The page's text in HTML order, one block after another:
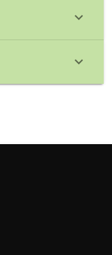
keyboard_arrow_down
keyboard_arrow_down